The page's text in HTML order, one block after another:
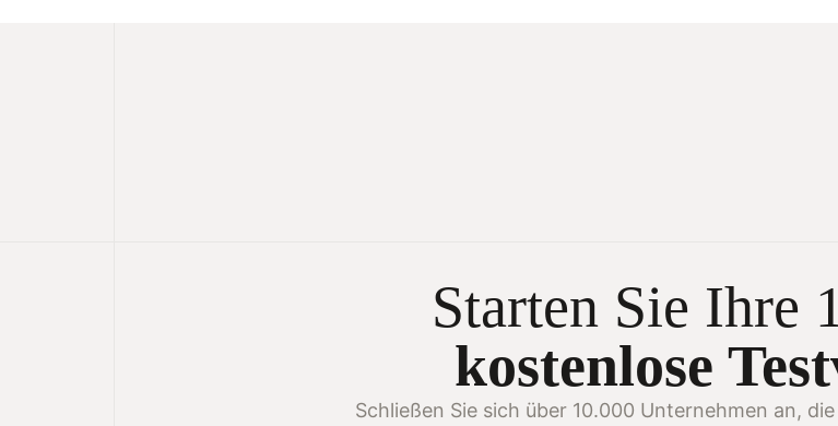
Starten Sie Ihre
kostenlose
Schließen Sie sich über 10.000 Unternehmen an,